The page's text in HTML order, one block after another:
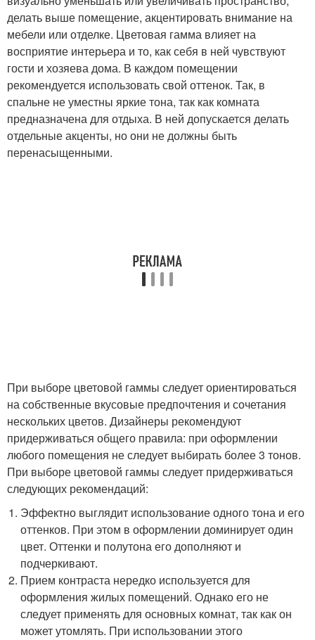
делать выше помещение, акцентировать внимание на
мебели или отделке. Цветовая гамма влияет на
восприятие интерьера и то, как себя в ней чувствуют
гости и хозяева дома. В каждом помещении
рекомендуется использовать свой оттенок. Так, в
спальне не уместны яркие тона, так как комната
предназначена для отдыха. В ней допускается делать
отдельные акценты, но они не должны быть
перенасыщенными.
При выборе цветовой гаммы следует ориентироваться
на собственные вкусовые предпочтения и сочетания
нескольких цветов. Дизайнеры рекомендуют
придерживаться общего правила: при оформлении
любого помещения не следует выбирать более 3 тонов.
При выборе цветовой гаммы следует придерживаться
следующих рекомендаций:
Эффектно выглядит использование одного тона и его
оттенков. При этом в оформлении доминирует один
цвет. Оттенки и полутона его дополняют и
подчеркивают.
Прием контраста нередко используется для
оформления жилых помещений. Однако его не
следует применять для основных комнат, так как он
может утомлять. При использовании этого